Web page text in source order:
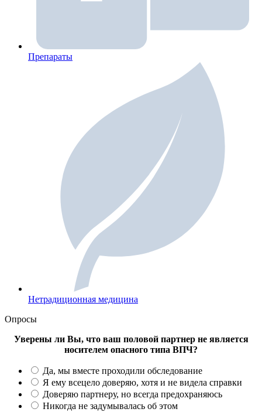
Препараты
Нетрадиционная медицина
Опросы
Уверены ли Вы, что ваш половой партнер не является
носителем опасного типа ВПЧ?
Да, мы вместе проходили обследование
Я ему всецело доверяю, хотя и не видела справки
Доверяю партнеру, но всегда предохраняюсь
Никогда не задумывалась об этом